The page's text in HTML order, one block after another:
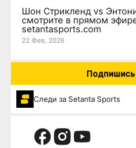
Шон Стрикленд vs
смотрите в прямом
setantasports.com
22 Фев, 2026
Подпишись
Следи за Setanta Sports